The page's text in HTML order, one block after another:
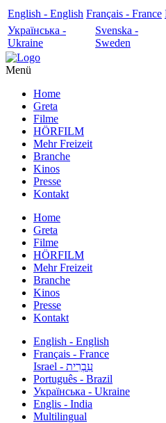
English - English Français - France
Українська -
Ukraine
Svenska -
Sweden
Menü
Home
Greta
Filme
HÖRFILM
Mehr Freizeit
Branche
Kinos
Presse
Kontakt
Home
Greta
Filme
HÖRFILM
Mehr Freizeit
Branche
Kinos
Presse
Kontakt
English - English
Français - France
עִבְרִית - Israel
Português - Brazil
Українська - Ukraine
Englis - India
Multilingual